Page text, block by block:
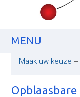
MENU
Maak uw keuze +